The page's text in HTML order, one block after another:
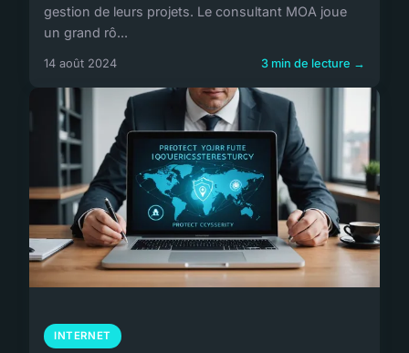
gestion de leurs projets. Le consultant MOA joue
un grand rô...
14 août 2024 3 min de lecture →
INTERNET